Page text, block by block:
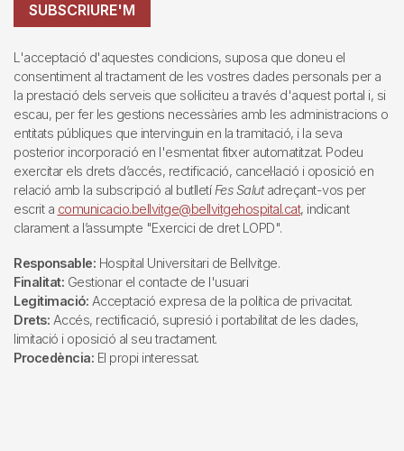
SUBSCRIURE'M
L'acceptació d'aquestes condicions, suposa que doneu el
consentiment al tractament de les vostres dades personals per a
la prestació dels serveis que sol·liciteu a través d'aquest portal i, si
escau, per fer les gestions necessàries amb les administracions o
entitats públiques que intervinguin en la tramitació, i la seva
posterior incorporació en l'esmentat fitxer automatitzat. Podeu
exercitar els drets d’accés, rectificació, cancel·lació i oposició en
relació amb la subscripció al butlletí Fes Salutadreçant-vos per
escrit a comunicacio.bellvitge@bellvitgehospital.cat, indicant
clarament a l’assumpte "Exercici de dret LOPD".
Responsable: Hospital Universitari de Bellvitge.
Finalitat: Gestionar el contacte de l'usuari
Legitimació: Acceptació expresa de la política de privacitat.
Drets: Accés, rectificació, supresió i portabilitat de les dades,
limitació i oposició al seu tractament.
Procedència: El propi interessat.